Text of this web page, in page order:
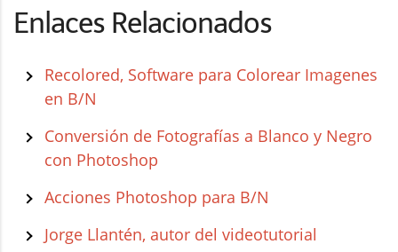
Enlaces Relacionados
Recolored, Software para Colorear Imagenes
en B/N
Conversión de Fotografías a Blanco y Negro
con Photoshop
Acciones Photoshop para B/N
Jorge Llantén, autor del videotutorial